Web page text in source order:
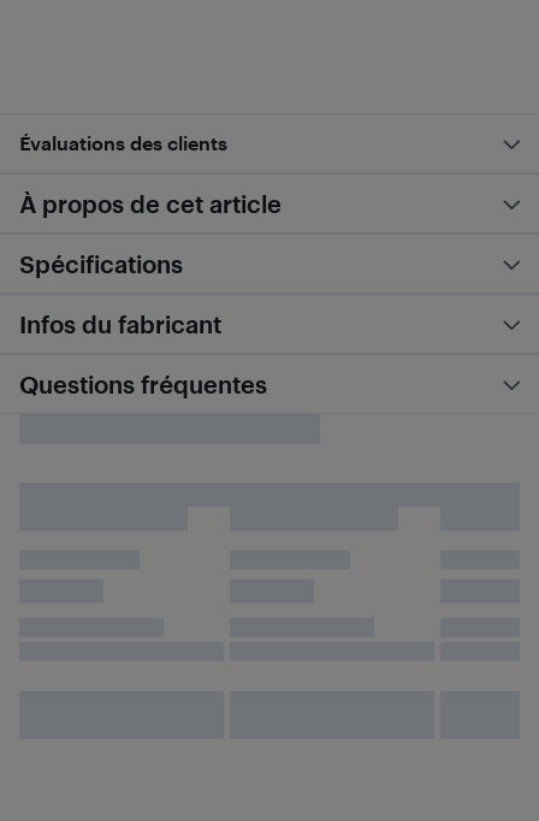
Évaluations des clients
À propos de cet article
Spécifications
Infos du fabricant
Questions fréquentes